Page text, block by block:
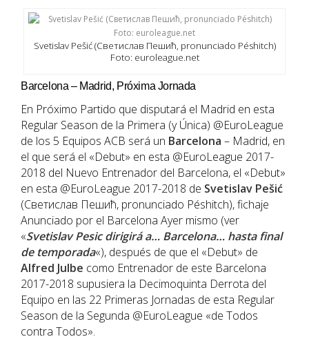
Svetislav Pešić (Светислав Пешић, pronunciado Péshitch)
Foto: euroleague.net
Barcelona – Madrid, Próxima Jornada
En Próximo Partido que disputará el Madrid en esta
Regular Season de la Primera (y Única) @EuroLeague
de los 5 Equipos ACB será un Barcelona – Madrid, en
el que será el «Debut» en esta @EuroLeague 2017-
2018 del Nuevo Entrenador del Barcelona, el «Debut»
en esta @EuroLeague 2017-2018 de Svetislav Pešić
(Светислав Пешић, pronunciado Péshitch), fichaje
Anunciado por el Barcelona Ayer mismo (ver
«Svetislav Pesic dirigirá a… Barcelona… hasta final
de temporada«), después de que el «Debut» de
Alfred Julbe como Entrenador de este Barcelona
2017-2018 supusiera la Decimoquinta Derrota del
Equipo en las 22 Primeras Jornadas de esta Regular
Season de la Segunda @EuroLeague «de Todos
contra Todos».